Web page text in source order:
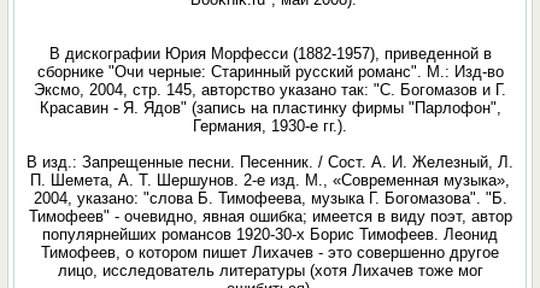
В дискографии Юрия Морфесси (1882-1957), приведенной в
сборнике "Очи черные: Старинный русский романс". М.: Изд-во
Эксмо, 2004, стр. 145, авторство указано так: "С. Богомазов и Г.
Красавин - Я. Ядов" (запись на пластинку фирмы "Парлофон",
Германия, 1930-е гг.).
В изд.: Запрещенные песни. Песенник. / Сост. А. И. Железный, Л.
П. Шемета, А. Т. Шершунов. 2-е изд. М., «Современная музыка»,
2004, указано: "слова Б. Тимофеева, музыка Г. Богомазова". "Б.
Тимофеев" - очевидно, явная ошибка; имеется в виду поэт, автор
популярнейших романсов 1920-30-х Борис Тимофеев. Леонид
Тимофеев, о котором пишет Лихачев - это совершенно другое
лицо, исследователь литературы (хотя Лихачев тоже мог